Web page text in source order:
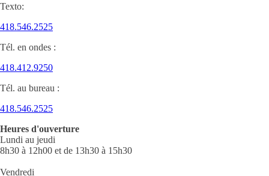
Texto:
418.546.2525
Tél. en ondes :
418.412.9250
Tél. au bureau :
418.546.2525
Heures d'ouverture
Lundi au jeudi
8h30 à 12h00 et de 13h30 à 15h30
Vendredi